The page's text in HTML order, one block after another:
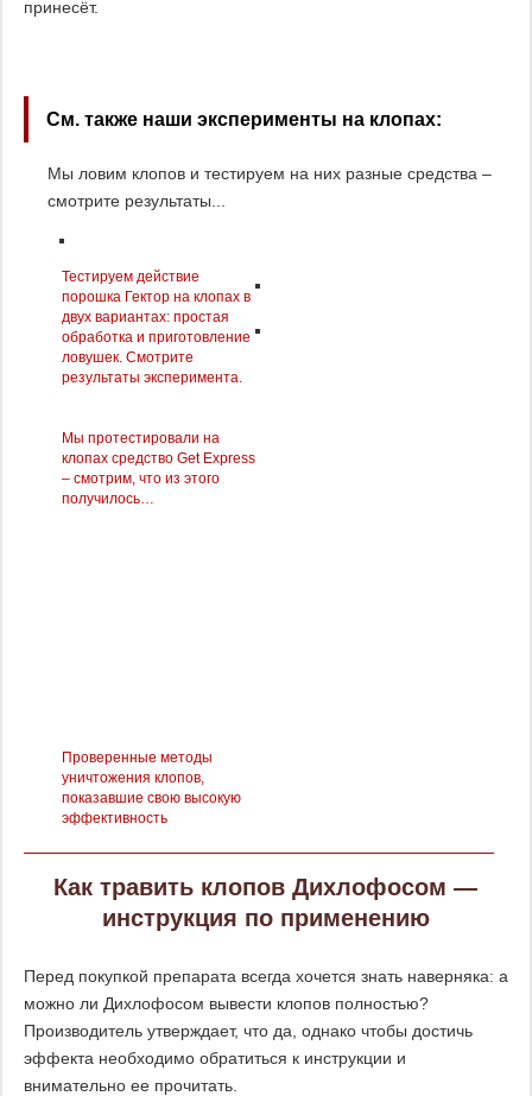
принесёт.
См. также наши эксперименты на клопах:
Мы ловим клопов и тестируем на них разные средства –
смотрите результаты...
Тестируем действие
порошка Гектор на клопах в
двух вариантах: простая
обработка и приготовление
ловушек. Смотрите
результаты эксперимента.
Мы протестировали на
клопах средство Get Express
– смотрим, что из этого
получилось…
Проверенные методы
уничтожения клопов,
показавшие свою высокую
эффективность
Как травить клопов Дихлофосом —
инструкция по применению
Перед покупкой препарата всегда хочется знать наверняка: а
можно ли Дихлофосом вывести клопов полностью?
Производитель утверждает, что да, однако чтобы достичь
эффекта необходимо обратиться к инструкции и
внимательно ее прочитать.